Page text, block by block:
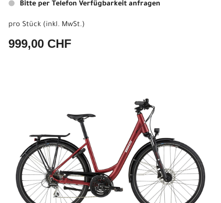
Bitte per Telefon Verfügbarkeit anfragen
pro Stück (inkl. MwSt.)
999,00 CHF